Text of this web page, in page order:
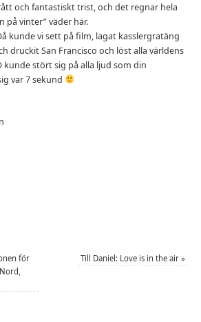
och fantastiskt trist, och det regnar hela
på vinter” väder här.
kunde vi sett på film, lagat kasslergratäng
druckit San Francisco och löst alla världens
kunde stört sig på alla ljud som din
var 7 sekund
för
Till Daniel: Love is in the air»